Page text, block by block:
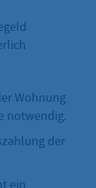
Wohnung
notwendig.
der